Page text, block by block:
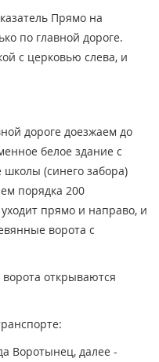
Прямо на
по главной дороге.
с церковью слева, и
дороге доезжаем до
белое здание с
(синего забора)
порядка 200
прямо и направо, и
ворота с
открываются
Воротынец, далее -